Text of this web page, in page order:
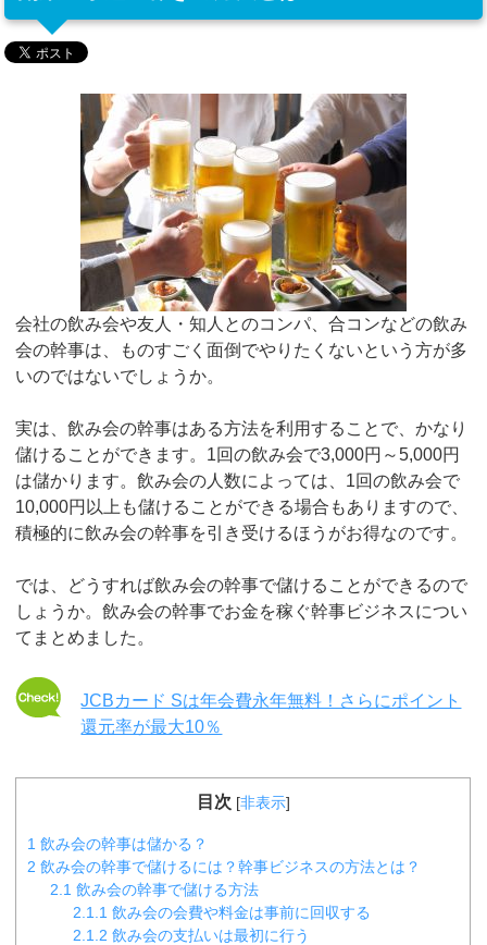
会社の飲み会や友人・知人とのコンパ、合コンなどの飲み
会の幹事は、ものすごく面倒でやりたくないという方が多
いのではないでしょうか。
実は、飲み会の幹事はある方法を利用することで、かなり
儲けることができます。1回の飲み会で3,000円～5,000円
は儲かります。飲み会の人数によっては、1回の飲み会で
10,000円以上も儲けることができる場合もありますので、
積極的に飲み会の幹事を引き受けるほうがお得なのです。
では、どうすれば飲み会の幹事で儲けることができるので
しょうか。飲み会の幹事でお金を稼ぐ幹事ビジネスについ
てまとめました。
JCBカード Sは年会費永年無料！さらにポイント
還元率が最大10％
目次 [非表示]
1 飲み会の幹事は儲かる？
2 飲み会の幹事で儲けるには？幹事ビジネスの方法とは？
2.1 飲み会の幹事で儲ける方法
2.1.1 飲み会の会費や料金は事前に回収する
2.1.2 飲み会の支払いは最初に行う